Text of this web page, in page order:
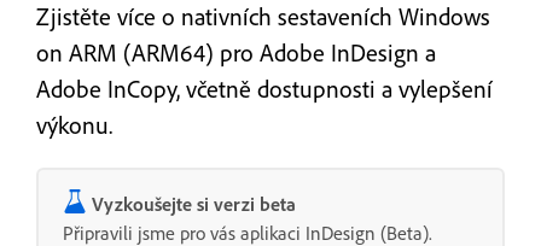
Zjistěte více o nativních sestaveních Windows
on ARM (ARM64) pro Adobe InDesign a
Adobe InCopy, včetně dostupnosti a vylepšení
výkonu.
Vyzkoušejte si verzi beta
Připravili jsme pro vás aplikaci InDesign (Beta).